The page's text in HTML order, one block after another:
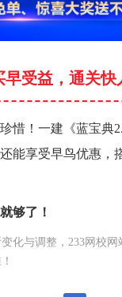
早受益，通关快
惜！一建《蓝宝典
能享受早鸟优惠，
够了！
化与调整，233网校